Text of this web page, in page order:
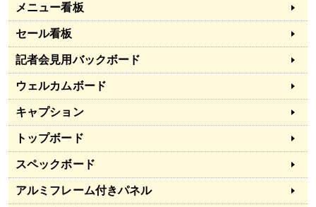
メニュー看板
セール看板
記者会見用バックボード
ウェルカムボード
キャプション
トップボード
スペックボード
アルミフレーム付きパネル